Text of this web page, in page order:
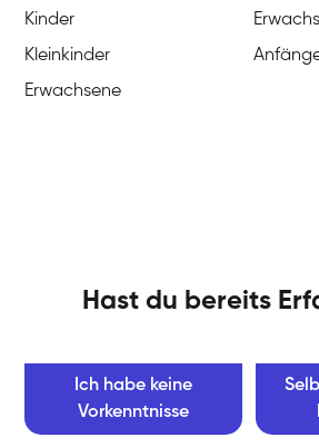
Kinder
Kleinkinder
Erwachsene
Hast du bereits
Ich habe keine
Vorkenntnisse